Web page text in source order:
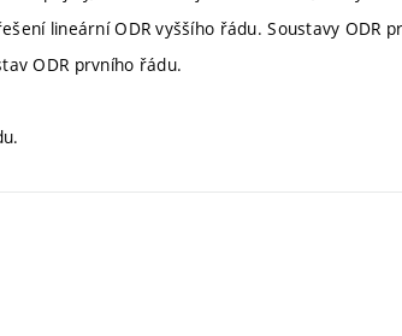
lineární ODR vyššího řádu. Soustavy ODR
ODR prvního řádu.